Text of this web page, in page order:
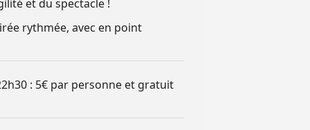
et du spectacle !
rythmée, avec en point
: 5€ par personne et gratuit